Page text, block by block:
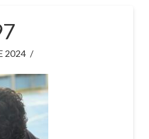
2024